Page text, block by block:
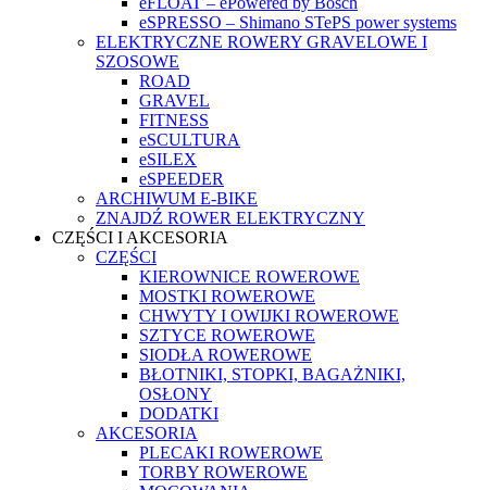
eSPRESSO – Shimano STePS power systems
ELEKTRYCZNE ROWERY GRAVELOWE I
SZOSOWE
ROAD
GRAVEL
FITNESS
eSCULTURA
eSILEX
eSPEEDER
ARCHIWUM E-BIKE
ZNAJDŹ ROWER ELEKTRYCZNY
CZĘŚCI I AKCESORIA
CZĘŚCI
KIEROWNICE ROWEROWE
MOSTKI ROWEROWE
CHWYTY I OWIJKI ROWEROWE
SZTYCE ROWEROWE
SIODŁA ROWEROWE
BŁOTNIKI, STOPKI, BAGAŻNIKI,
OSŁONY
DODATKI
AKCESORIA
PLECAKI ROWEROWE
TORBY ROWEROWE